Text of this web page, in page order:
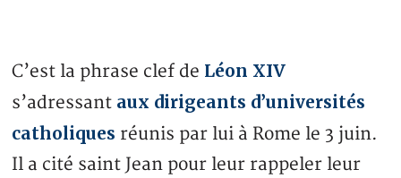
C’est la phrase clef de Léon XIV
s’adressant aux dirigeants d’universités
catholiques réunis par lui à Rome le 3 juin.
Il a cité saint Jean pour leur rappeler leur